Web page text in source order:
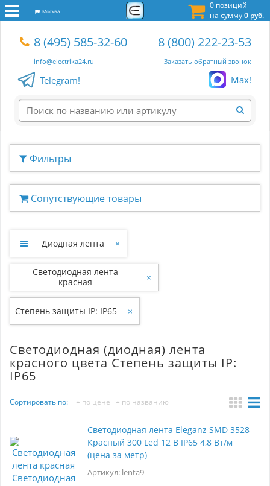
0 позиций
на сумму0 руб.
Москва
8 (495) 585-32-60
info@electrika24.ru
8 (800) 222-23-53
Заказать обратный звонок
Telegram! Max!
Фильтры
Сопутствующие товары
Диодная лента ×
Светодиодная лента
красная
×
Степень защиты IP: IP65 ×
Светодиодная (диодная) лента
красного цвета Степень защиты IP:
IP65
Сортировать по: по цене по названию
Светодиодная лента Eleganz SMD 3528
Красный 300 Led 12 В IP65 4,8 Вт/м
(цена за метр)
Артикул: lenta9